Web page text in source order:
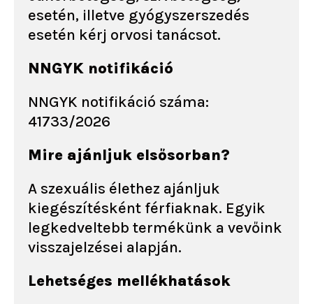
esetén, illetve gyógyszerszedés
esetén kérj orvosi tanácsot.
NNGYK notifikáció
NNGYK notifikáció száma:
41733/2026
Mire ajánljuk elsősorban?
A szexuális élethez ajánljuk
kiegészítésként férfiaknak. Egyik
legkedveltebb termékünk a vevőink
visszajelzései alapján.
Lehetséges mellékhatások